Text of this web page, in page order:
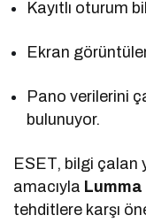
Kayıtlı oturum
Ekran
Pano verilerini
bulunuyor.
ESET, bilgi çalan
amacıyla
tehditlere karşı